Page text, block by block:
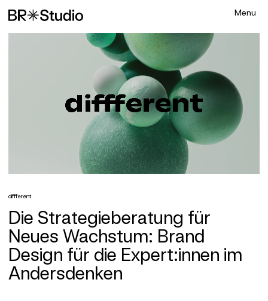
diffferent
Die Strategieberatung für
Neues Wachstum: Brand
Design für die Expert:innen im
Andersdenken